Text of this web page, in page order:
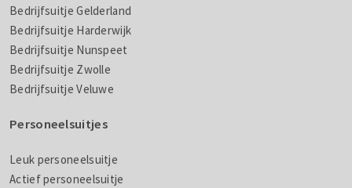
Bedrijfsuitje Gelderland
Bedrijfsuitje Harderwijk
Bedrijfsuitje Nunspeet
Bedrijfsuitje Zwolle
Bedrijfsuitje Veluwe
Personeelsuitjes
Leuk personeelsuitje
Actief personeelsuitje